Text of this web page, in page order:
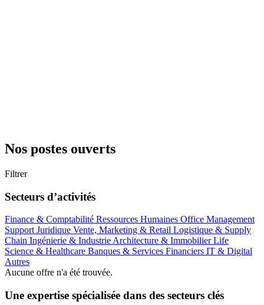
Nos postes ouverts
Filtrer
Secteurs d’activités
Finance & Comptabilité Ressources Humaines Office Management
SupportJuridique Vente, Marketing & Retail Logistique & Supply
Chain Ingénierie & IndustrieArchitecture & ImmobilierLife
Science & Healthcare Banques & Services Financiers IT & Digital
Autres
Aucune offre n'a été trouvée.
Une expertise spécialisée dans des secteurs clés